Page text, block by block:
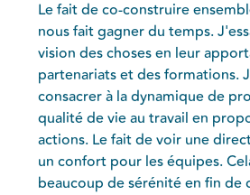
Le fait de co-construire
nous fait gagner du temps.
vision des choses en leur
partenariats et des formations.
consacrer à la dynamique de
qualité de vie au travail en
actions. Le fait de voir une
un confort pour les équipes.
beaucoup de sérénité en fin de